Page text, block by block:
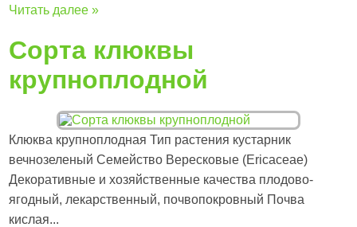
Читать далее »
Сорта клюквы
крупноплодной
Клюква крупноплодная Тип растения кустарник
вечнозеленый Семейство Вересковые (Ericaceae)
Декоративные и хозяйственные качества плодово-
ягодный, лекарственный, почвопокровный Почва
кислая...